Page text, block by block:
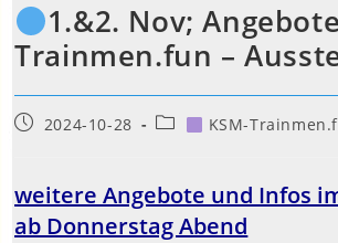
1.&2. Nov;
Trainmen.fun –
Beitrag2024-10-28
Beitrags-KSM-
weitere Angebote und Infos
ab Donnerstag Abend